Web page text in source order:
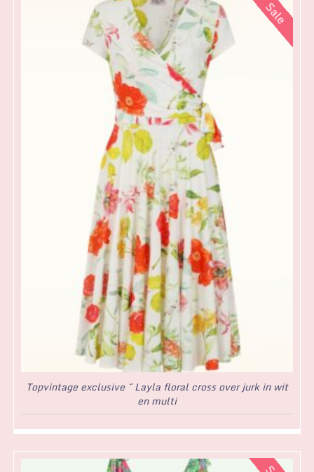
Topvintage exclusive ~ Layla floral cross over jurk in wit
en multi